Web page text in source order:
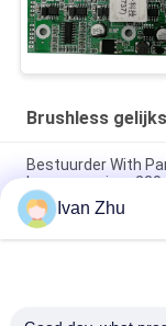
Brushless
Bestuurder With
Heatsink Geen van
gelijkstroom Raad
150W 3 Phase
Ivan Zhu